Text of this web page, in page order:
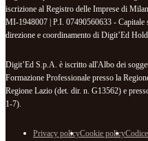
iscrizione al Registro delle Imprese di
MI-1948007 | P.I. 07490560633 - Capitale
direzione e coordinamento di Digit’Ed
Digit’Ed S.p.A. è iscritto all'Albo dei
Formazione Professionale presso la
Regione Lazio (det. dir. n. G13562) e
1-7).
Privacy policyCookie policy